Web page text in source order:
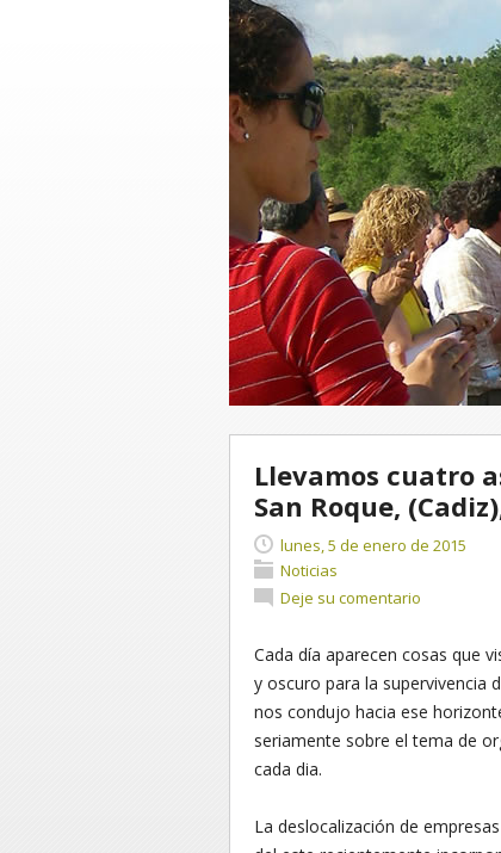
Llevamos cuatro
San Roque,
lunes, 5 de enero de 2015
Noticias
Deje su comentario
Cada día aparecen cosas que
y oscuro para la supervivencia
nos condujo hacia ese
seriamente sobre el tema de
cada dia.
La deslocalización de